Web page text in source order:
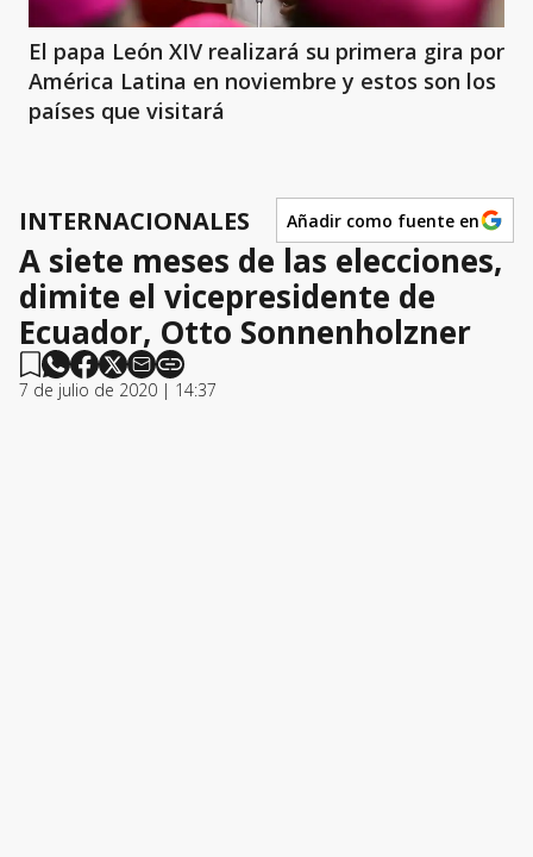
El papa León XIV realizará su primera gira por
América Latina en noviembre y estos son los
países que visitará
INTERNACIONALES Añadir como fuente en
A siete meses de las elecciones,
dimite el vicepresidente de
Ecuador, Otto Sonnenholzner
7 de julio de 2020 | 14:37